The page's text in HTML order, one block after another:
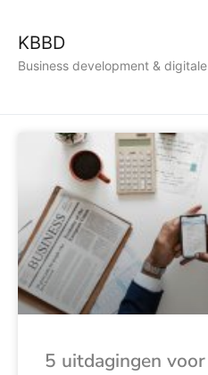
KBBD
Business development &
5 uitdagingen